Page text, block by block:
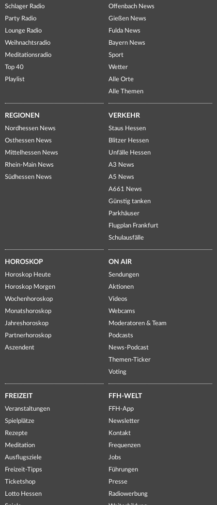
Schlager Radio
Party Radio
Lounge Radio
Weihnachtsradio
Meditationsradio
Top 40
Playlist
Offenbach News
Gießen News
Fulda News
Bayern News
Sport
Wetter
Alle Orte
Alle Themen
REGIONEN
Nordhessen News
Osthessen News
Mittelhessen News
Rhein-Main News
Südhessen News
VERKEHR
Staus Hessen
Blitzer Hessen
Unfälle Hessen
A3 News
A5 News
A661 News
Günstig tanken
Parkhäuser
Flugplan Frankfurt
Schulausfälle
HOROSKOP
Horoskop Heute
Horoskop Morgen
Wochenhoroskop
Monatshoroskop
Jahreshoroskop
Partnerhoroskop
Aszendent
ON AIR
Sendungen
Aktionen
Videos
Webcams
Moderatoren & Team
Podcasts
News-Podcast
Themen-Ticker
Voting
FREIZEIT
Veranstaltungen
Spielplätze
Rezepte
Meditation
Ausflugsziele
Freizeit-Tipps
Ticketshop
Lotto Hessen
FFH-WELT
FFH-App
Newsletter
Kontakt
Frequenzen
Jobs
Führungen
Presse
Radiowerbung